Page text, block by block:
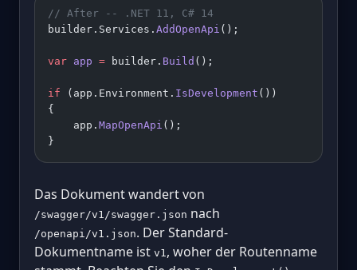
// After -- .NET 11, C# 14
builder.Services. AddOpenApi ();
var app = builder. Build ();
if (app.Environment. IsDevelopment ())
{
    app.
MapOpenApi ();
}
Das Dokument wandert von
/swagger/v1/swagger.json nach
/openapi/v1.json. Der Standard-
Dokumentname ist v1, woher der Routenname